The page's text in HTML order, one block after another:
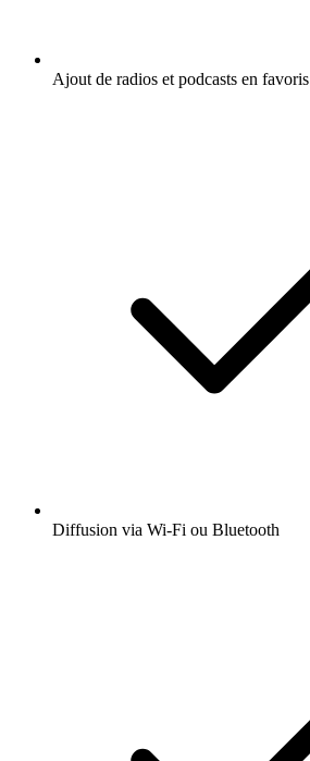
Ajout de radios et podcasts en favoris
Diffusion via Wi-Fi ou Bluetooth